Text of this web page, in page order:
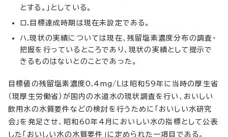
とする。」としている。
ロ.目標達成時期は現在未設定である。
ハ.現状の実績については現在、残留塩素濃度分布の調査・
把握を行っているところであり、現状の実績として提示で
きるものはないとのことであった。
目標値の残留塩素濃度0.4mg/Lは昭和59年に当時の厚生省
（現厚生労働省）が国内の水道水の現状調査を行い、おいしい
飲用水の水質要件などの検討を行うために「おいしい水研究
会」を発足させ、昭和60年4月においしい水の指標として公表
した「おいしい水の水質要件」に定められた一項目である。